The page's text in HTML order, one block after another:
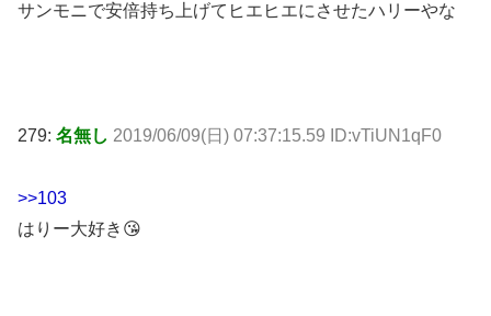
サンモニで安倍持ち上げてヒエヒエにさせたハリーやな
279: 名無し 2019/06/09(日) 07:37:15.59 ID:vTiUN1qF0
>>103
はりー大好き😘